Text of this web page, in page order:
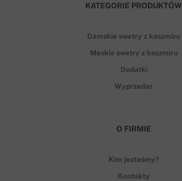
KATEGORIE PRODUKTÓW
Damskie swetry z kaszmiru
Męskie swetry z kaszmiru
Dodatki
Wyprzedaz
O FIRMIE
Kim jesteśmy?
Kontakty